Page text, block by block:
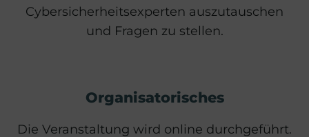
Cybersicherheitsexperten auszutauschen
und Fragen zu stellen.
Organisatorisches
Die Veranstaltung wird online durchgeführt.